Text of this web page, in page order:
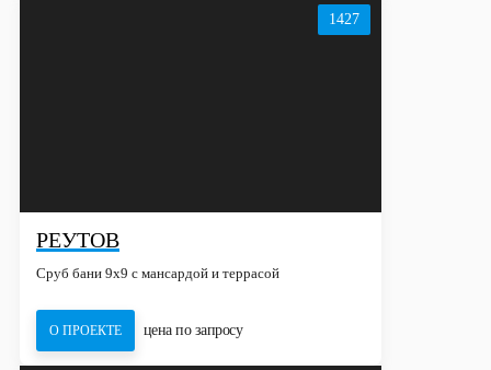
1427
РЕУТОВ
Сруб бани 9х9 с мансардой и террасой
О ПРОЕКТЕ цена по запросу